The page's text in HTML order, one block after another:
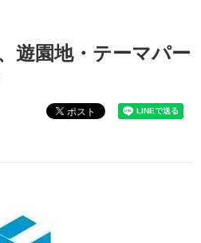
上高、遊園地・テーマパークは5ヵ月連
遊園地・テーマパー
ポスト